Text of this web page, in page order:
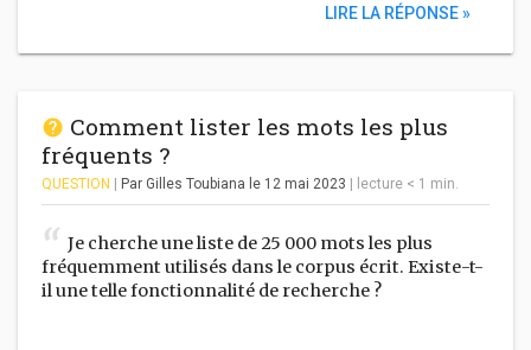
LIRE LA RÉPONSE »
Comment lister les mots les plus
fréquents ?
QUESTION Par Gilles Toubiana le 12 mai 2023 lecture < 1 min.
Je cherche une liste de 25 000 mots les plus
fréquemment utilisés dans le corpus écrit. Existe-t-
il une telle fonctionnalité de recherche ?